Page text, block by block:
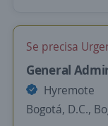
Se precisa
General
Hyremote
Bogotá, D.C.,